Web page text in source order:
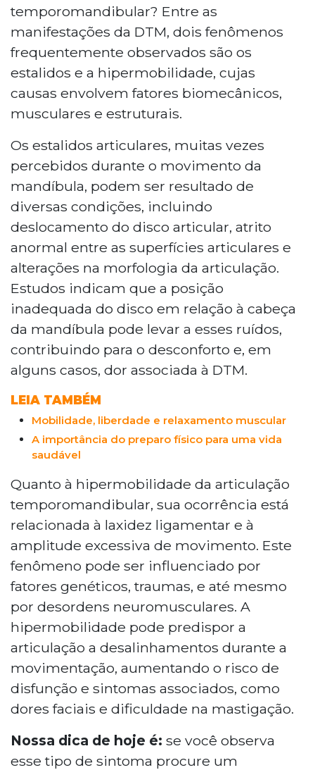
temporomandibular? Entre as
manifestações da DTM, dois fenômenos
frequentemente observados são os
estalidos e a hipermobilidade, cujas
causas envolvem fatores biomecânicos,
musculares e estruturais.
Os estalidos articulares, muitas vezes
percebidos durante o movimento da
mandíbula, podem ser resultado de
diversas condições, incluindo
deslocamento do disco articular, atrito
anormal entre as superfícies articulares e
alterações na morfologia da articulação.
Estudos indicam que a posição
inadequada do disco em relação à cabeça
da mandíbula pode levar a esses ruídos,
contribuindo para o desconforto e, em
alguns casos, dor associada à DTM.
LEIA TAMBÉM
Mobilidade, liberdade e relaxamento muscular
A importância do preparo físico para uma vida
saudável
Quanto à hipermobilidade da articulação
temporomandibular, sua ocorrência está
relacionada à laxidez ligamentar e à
amplitude excessiva de movimento. Este
fenômeno pode ser influenciado por
fatores genéticos, traumas, e até mesmo
por desordens neuromusculares. A
hipermobilidade pode predispor a
articulação a desalinhamentos durante a
movimentação, aumentando o risco de
disfunção e sintomas associados, como
dores faciais e dificuldade na mastigação.
Nossa dica de hoje é: se você observa
esse tipo de sintoma procure um